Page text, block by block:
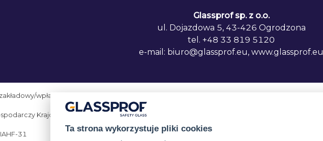
Glassprof sp. z o.o.
ul. Dojazdowa 5, 43-426 Ogrodzona
tel. +48 33 819 5120
e-mail: biuro@glassprof.eu, www.glassprof.eu
wpłacony: 4 150 000
Krajowego Rejestru
31
Ta strona wykorzystuje pliki cookies